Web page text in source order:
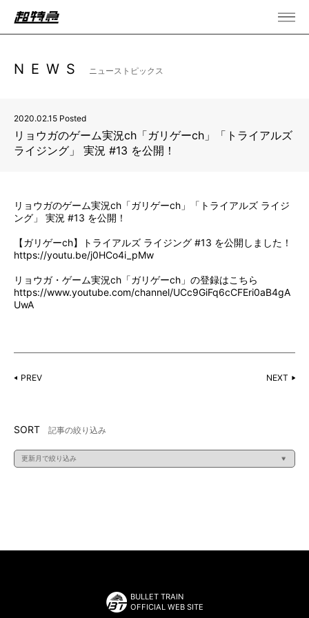
NEWS ニューストピックス
2020.02.15 Posted
リョウガのゲーム実況ch「ガリゲーch」「トライアルズ
ライジング」 実況 #13 を公開！
リョウガのゲーム実況ch「ガリゲーch」「トライアルズ ライジ
ング」 実況 #13 を公開！
【ガリゲーch】トライアルズ ライジング #13 を公開しました！
https://youtu.be/j0HCo4i_pMw
リョウガ・ゲーム実況ch「ガリゲーch」の登録はこちら
https://www.youtube.com/channel/UCc9GiFq6cCFEri0aB4gA
UwA
PREV NEXT
SORT 記事の絞り込み
BULLET TRAIN
OFFICIAL WEB SITE